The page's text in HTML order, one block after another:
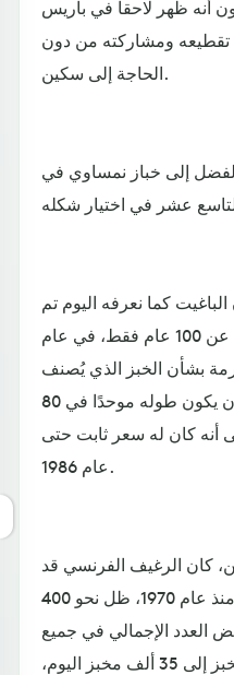
أنه ظهر لاحقا في باريس
ومشاركته من دون
الحاجة إلى سكين.
إلى خباز نمساوي في
كما نعرفه اليوم تم
تسميته رسميا منذ ما يزيد قليلا عن 100 عام فقط، في عام
بشأن الخبز الذي يُصنف
على أنه الباغيت، إذ لابد وأن يكون طوله موحدًا في 80
250 جرام . حتى أنه كان له سعر ثابت حتى
عام 1986.
كان الرغيف الفرنسي قد
انتشر في ربوع البلاد. لكن منذ عام 1970، ظل نحو 400
العدد الإجمالي في جميع
أنحاء فرنسا من 55 ألف مخبز إلى 35 ألف مخبز اليوم،